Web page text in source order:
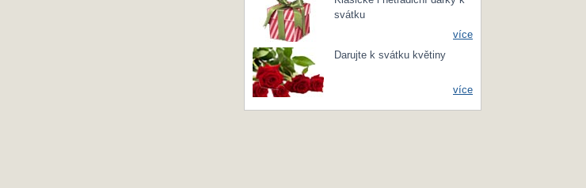
svátku
více
Darujte k svátku květiny
více